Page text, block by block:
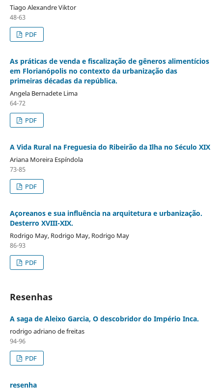
Tiago Alexandre Viktor
48-63
PDF
As práticas de venda e fiscalização de gêneros alimentícios
em Florianópolis no contexto da urbanização das
primeiras décadas da república.
Angela Bernadete Lima
64-72
PDF
A Vida Rural na Freguesia do Ribeirão da Ilha no Século XIX
Ariana Moreira Espíndola
73-85
PDF
Açoreanos e sua influência na arquitetura e urbanização.
Desterro XVIII-XIX.
Rodrigo May, Rodrigo May, Rodrigo May
86-93
PDF
Resenhas
A saga de Aleixo Garcia, O descobridor do Império Inca.
rodrigo adriano de freitas
94-96
PDF
resenha